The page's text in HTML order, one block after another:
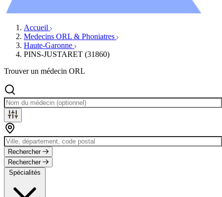
Accueil
Medecins ORL & Phoniatres
Haute-Garonne
PINS-JUSTARET (31860)
Trouver un médecin ORL
Rechercher
Rechercher
Spécialités